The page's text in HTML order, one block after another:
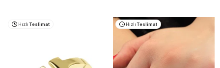
Hızlı Teslimat Hızlı Teslimat